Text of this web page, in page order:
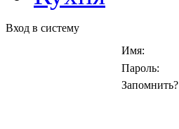
Вход в систему
Имя:
Пароль:
Запомнить?